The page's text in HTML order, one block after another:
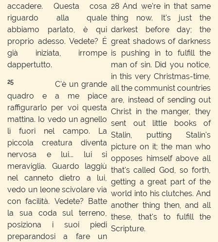
accadere. Questa cosa
riguardo alla quale
abbiamo parlato, è qui
proprio adesso. Vedete? É
già iniziata, irrompe
dappertutto.
25
C'è un grande
quadro e a me piace
raffigurarlo per voi questa
mattina. Io vedo un agnello
lì fuori nel campo. La
piccola creatura diventa
nervosa e lui... lui si
meraviglia. Guardo laggiù
nel canneto dietro a lui,
vedo un leone scivolare via
con facilità. Vedete? Batte
la sua coda sul terreno,
posiziona i suoi piedi
preparandosi a fare un
28 And we're in that same
thing now. It's just the
darkest before day; the
great shadows of darkness
is pushing in to fulfill the
man of sin. Did you notice,
in this very Christmas-time,
all the communist countries
are, instead of sending out
Christ in the manger, they
sent out little books of
Stalin, putting Stalin's
picture on it; the man who
opposes himself above all
that's called God, so forth,
getting a great part of the
world into his clutches. And
another thing then, and all
these, that's to fulfill the
Scripture.